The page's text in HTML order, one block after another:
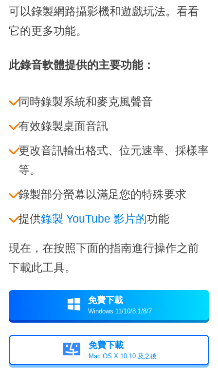
可以錄製網路攝影機和遊戲玩法。看看
它的更多功能。
此錄音軟體提供的主要功能：
同時錄製系統和麥克風聲音
有效錄製桌面音訊
更改音訊輸出格式、位元速率、採樣率
等。
錄製部分螢幕以滿足您的特殊要求
提供錄製 YouTube 影片的功能
現在，在按照下面的指南進行操作之前
下載此工具。
 免費下載
Windows 11/10/8.1/8/7
 免費下載
Mac OS X 10.10 及之後